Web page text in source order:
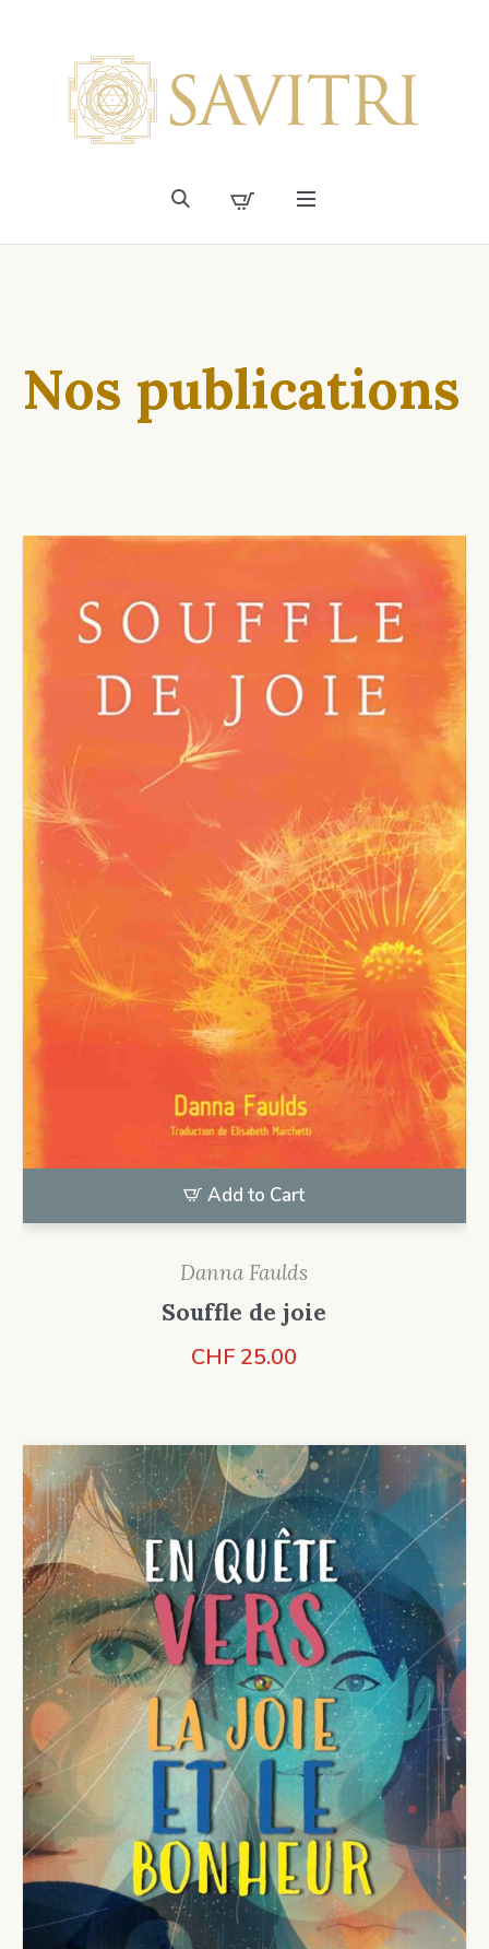
Nos publications
Add to Cart
Danna Faulds
Souffle de joie
CHF 25.00